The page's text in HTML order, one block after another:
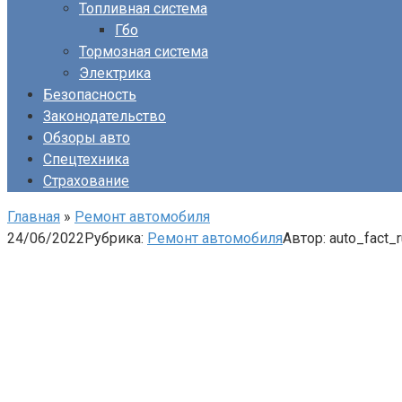
Топливная система
Гбо
Тормозная система
Электрика
Безопасность
Законодательство
Обзоры авто
Спецтехника
Страхование
Главная » Ремонт автомобиля
24/06/2022Рубрика: Ремонт автомобиляАвтор: